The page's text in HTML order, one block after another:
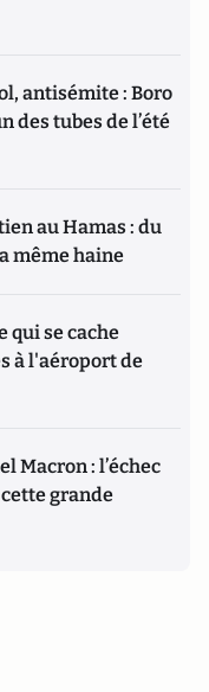
antisémite : Boro
des tubes de l’été
au Hamas : du
même haine
qui se cache
à l'aéroport de
Macron : l’échec
grande